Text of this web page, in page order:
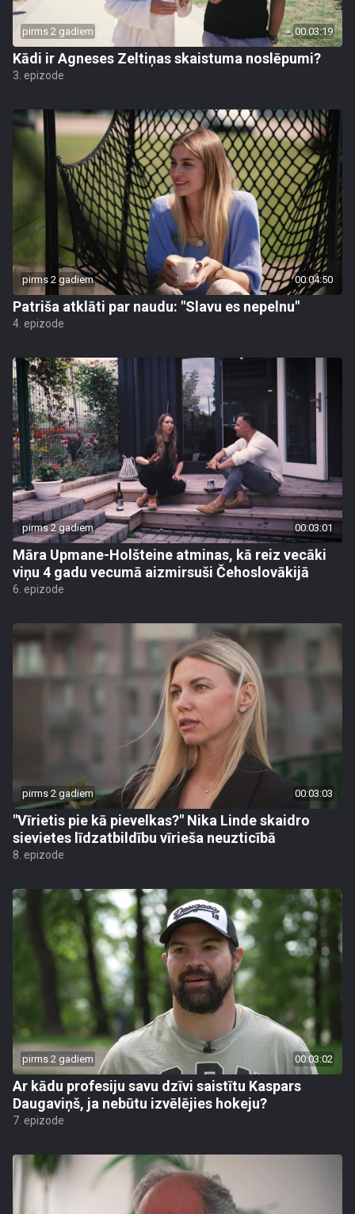
pirms 2 gadiem 00:03:19
Kādi ir Agneses Zeltiņas skaistuma noslēpumi?
3. epizode
pirms 2 gadiem 00:04:50
Patriša atklāti par naudu: "Slavu es nepelnu"
4. epizode
pirms 2 gadiem 00:03:01
Māra Upmane-Holšteine atminas, kā reiz vecāki
viņu 4 gadu vecumā aizmirsuši Čehoslovākijā
6. epizode
pirms 2 gadiem 00:03:03
"Vīrietis pie kā pievelkas?" Nika Linde skaidro
sievietes līdzatbildību vīrieša neuzticībā
8. epizode
pirms 2 gadiem 00:03:02
Ar kādu profesiju savu dzīvi saistītu Kaspars
Daugaviņš, ja nebūtu izvēlējies hokeju?
7. epizode